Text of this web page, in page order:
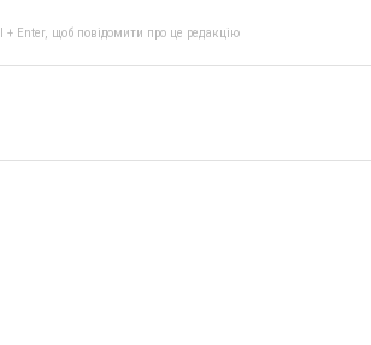
+ Enter, щоб повідомити про це редакцію